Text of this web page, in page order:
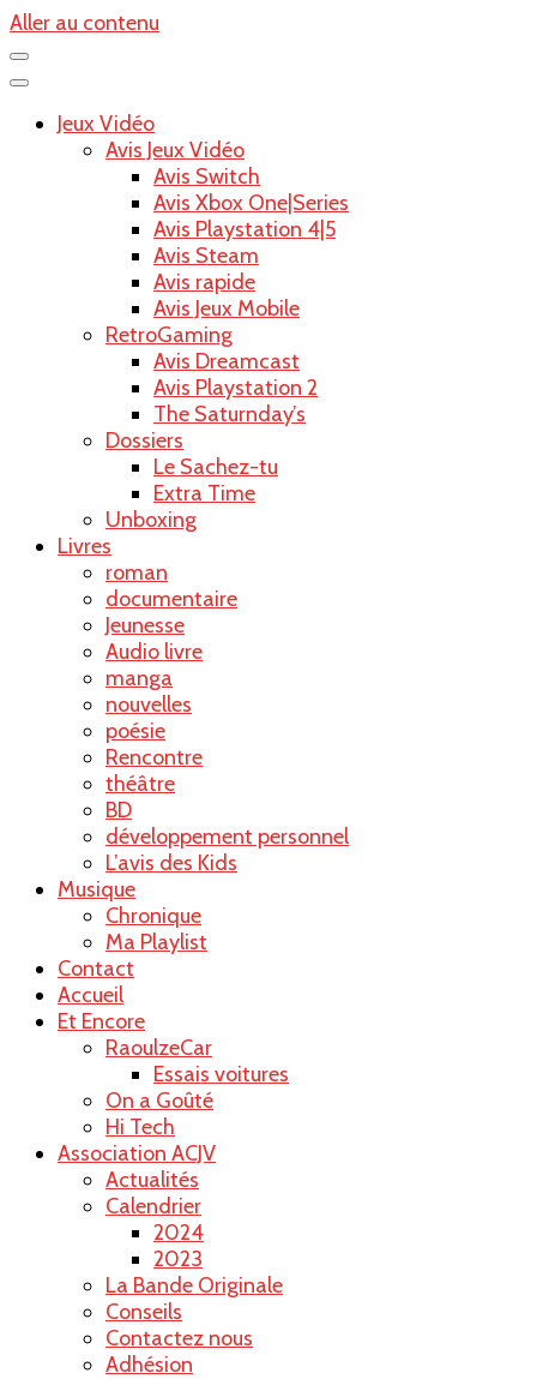
Aller au contenu
Jeux Vidéo
Avis Jeux Vidéo
Avis Switch
Avis Xbox One|Series
Avis Playstation 4|5
Avis Steam
Avis rapide
Avis Jeux Mobile
RetroGaming
Avis Dreamcast
Avis Playstation 2
The Saturnday’s
Dossiers
Le Sachez-tu
Extra Time
Unboxing
Livres
roman
documentaire
Jeunesse
Audio livre
manga
nouvelles
poésie
Rencontre
théâtre
BD
développement personnel
L’avis des Kids
Musique
Chronique
Ma Playlist
Contact
Accueil
Et Encore
RaoulzeCar
Essais voitures
On a Goûté
Hi Tech
Association ACJV
Actualités
Calendrier
2024
2023
La Bande Originale
Conseils
Contactez nous
Adhésion